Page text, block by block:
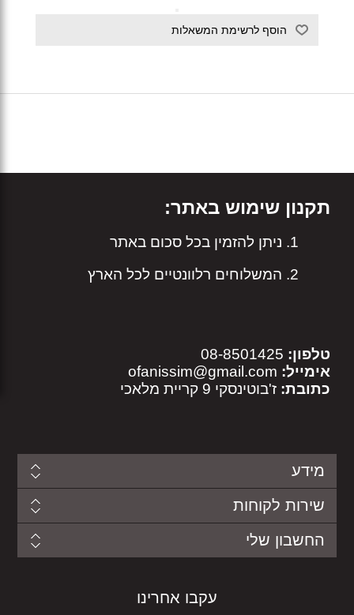
תקנון שימוש באתר:
ניתן להזמין בכל סכום באתר
המשלוחים רלוונטיים לכל הארץ
טלפון:
אימייל: ofanissim@gmail.com
כתובת: ז'בוטינסקי 9 קריית מלאכי
מידע
שירות לקוחות
החשבון שלי
עקבו אחרינו